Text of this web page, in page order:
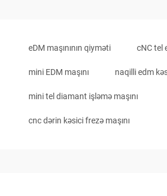
eDM maşınının qiyməti cNC tel
mini EDM maşını naqilli edm
mini tel diamant işləmə maşını
cnc dərin kəsici frezə maşını